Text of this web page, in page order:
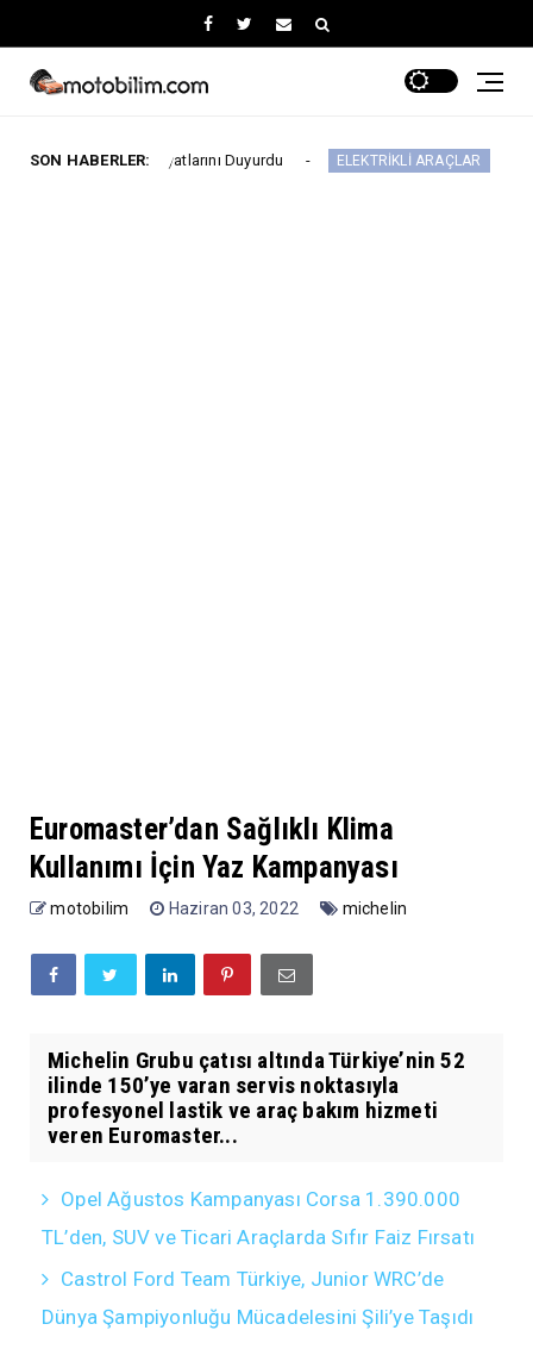
SON HABERLER:
Fiyatlarını Duyurdu ELEKTRİKLİ ARAÇLAR Yeni IONIQ6, 680
Euromaster’dan Sağlıklı Klima
Kullanımı İçin Yaz Kampanyası
motobilim Haziran 03, 2022 michelin
Michelin Grubu çatısı altında Türkiye’nin 52
ilinde 150’ye varan servis noktasıyla
profesyonel lastik ve araç bakım hizmeti
veren Euromaster...
Opel Ağustos Kampanyası Corsa 1.390.000
TL’den, SUV ve Ticari Araçlarda Sıfır Faiz Fırsatı
Castrol Ford Team Türkiye, Junior WRC’de
Dünya Şampiyonluğu Mücadelesini Şili’ye Taşıdı